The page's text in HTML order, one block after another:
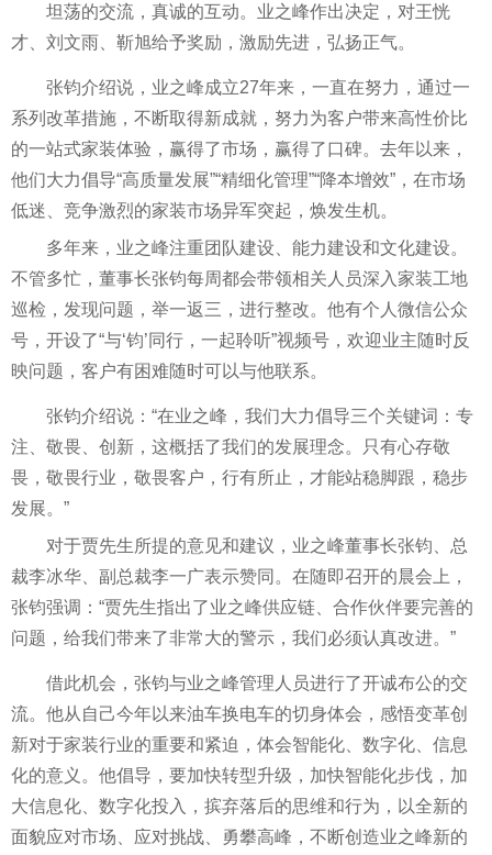
坦荡的交流，真诚的互动。业之峰作出决定，对王恍
才、刘文雨、靳旭给予奖励，激励先进，弘扬正气。
张钧介绍说，业之峰成立27年来，一直在努力，通过一
系列改革措施，不断取得新成就，努力为客户带来高性价比
的一站式家装体验，赢得了市场，赢得了口碑。去年以来，
他们大力倡导“高质量发展”“精细化管理”“降本增效”，在市场
低迷、竞争激烈的家装市场异军突起，焕发生机。
多年来，业之峰注重团队建设、能力建设和文化建设。
不管多忙，董事长张钧每周都会带领相关人员深入家装工地
巡检，发现问题，举一返三，进行整改。他有个人 微信公众
号，开设了“与‘钧’同行，一起聆听”视频号，欢迎业主随时反
映问题，客户有困难随时可以与他联系。
张钧介绍说：“在业之峰，我们大力倡导三个关键词：专
注、敬畏、创新，这概括了我们的发展理念。只有心存敬
畏，敬畏行业，敬畏客户，行有所止，才能站稳脚跟，稳步
发展。”
对于贾先生所提的意见和建议，业之峰董事长张钧、 总
裁李冰华、副 总裁李一广表示赞同。在随即召开的晨会上，
张钧强调：“贾先生指出了业之峰供应链、合作伙伴要完善的
问题，给我们带来了非常大的警示，我们必须认真改进。”
借此机会，张钧与业之峰管理人员进行了开诚布公的交
流。他从自己今年以来油车换电车的切身体会，感悟变革创
新对于家装行业的重要和紧迫，体会智能化、数字化、信息
化的意义。他倡导，要加快转型升级，加快智能化步伐，加
大信息化、数字化投入，摈弃落后的思维和行为，以全新的
面貌应对市场、应对挑战、勇攀高峰，不断创造业之峰新的